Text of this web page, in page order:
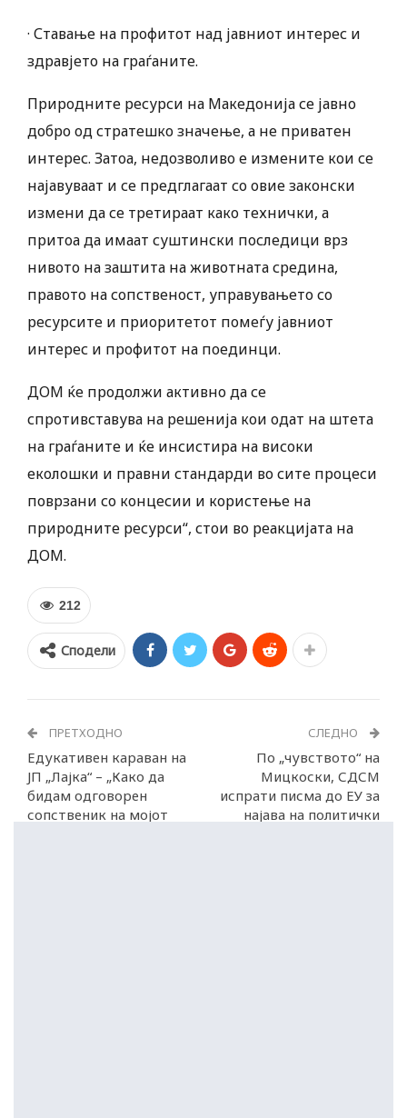
· Ставање на профитот над јавниот интерес и
здравјето на граѓаните.
Природните ресурси на Македонија се јавно
добро од стратешко значење, а не приватен
интерес. Затоа, недозволиво е измените кои се
најавуваат и се предглагаат со овие законски
измени да се третираат како технички, а
притоа да имаат суштински последици врз
нивото на заштита на животната средина,
правото на сопственост, управувањето со
ресурсите и приоритетот помеѓу јавниот
интерес и профитот на поединци.
ДОМ ќе продолжи активно да се
спротивставува на решенија кои одат на штета
на граѓаните и ќе инсистира на високи
еколошки и правни стандарди во сите процеси
поврзани со концесии и користење на
природните ресурси“, стои во реакцијата на
ДОМ.
212
Сподели
ПРЕТХОДНО
Едукативен караван на
ЈП „Лајка“ – „Како да
бидам одговорен
сопственик на мојот
СЛЕДНО
По „чувството“ на
Мицкоски, СДСМ
испрати писма до ЕУ за
најава на политички